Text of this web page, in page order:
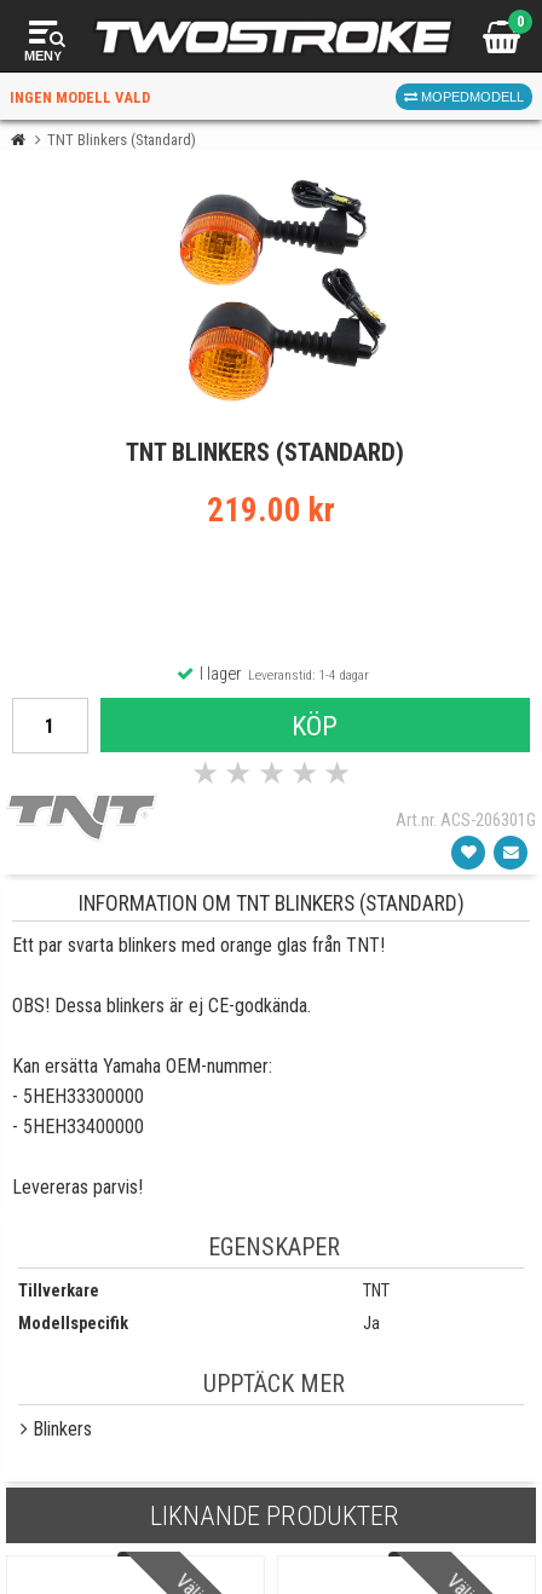
MENY
0
INGEN MODELL VALD MOPEDMODELL
VÄLJ MOPEDFÖR RÄTT DELAR
När du valt kommer butiken visa delar för vald moped
TNT Blinkers (Standard)
TNT BLINKERS (STANDARD)
219.00 kr
I lagerLeveranstid: 1-4 dagar
KÖP
★ ★ ★ ★ ★
Art.nr. ACS-206301G
INFORMATION OM TNT BLINKERS (STANDARD)
Ett par svarta blinkers med orange glas från TNT!
OBS! Dessa blinkers är ej CE-godkända.
Kan ersätta Yamaha OEM-nummer:
- 5HEH33300000
- 5HEH33400000
Levereras parvis!
EGENSKAPER
Tillverkare
TNT
Modellspecifik
Ja
UPPTÄCK MER
Blinkers
LIKNANDE PRODUKTER